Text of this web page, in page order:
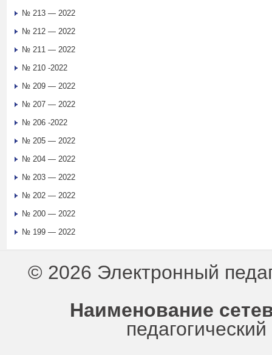
№ 213 — 2022
№ 212 — 2022
№ 211 — 2022
№ 210 -2022
№ 209 — 2022
№ 207 — 2022
№ 206 -2022
№ 205 — 2022
№ 204 — 2022
№ 203 — 2022
№ 202 — 2022
№ 200 — 2022
№ 199 — 2022
© 2026 Электронный
Наименование